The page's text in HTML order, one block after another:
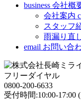
business 会社概
会社案内
スタッフ
雨漏り直
email お問い合
フリーダイヤル
0800-200-6633
受付時間:10:00-17:00